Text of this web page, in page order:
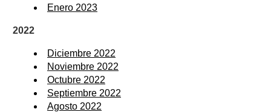
Enero 2023
2022
Diciembre 2022
Noviembre 2022
Octubre 2022
Septiembre 2022
Agosto 2022